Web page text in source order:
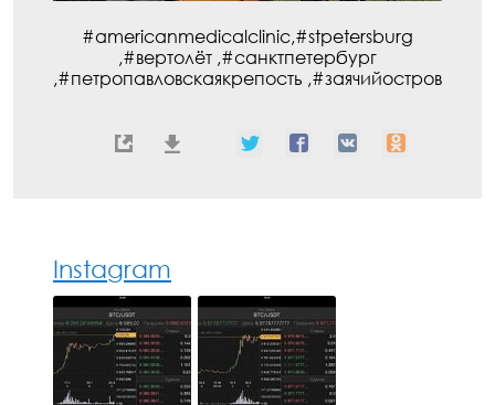
#americanmedicalclinic,#stpetersburg
,#вертолёт ,#санктпетербург
,#петропавловскаякрепость ,#заячийостров
Instagram